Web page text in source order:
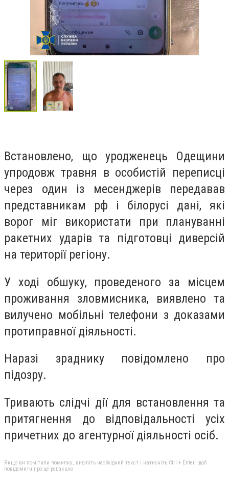
Встановлено, що уродженець Одещини
упродовж травня в особистій переписці
через один із месенджерів передавав
представникам рф і білорусі дані, які
ворог міг використати при плануванні
ракетних ударів та підготовці диверсій
на території регіону.
У ході обшуку, проведеного за місцем
проживання зловмисника, виявлено та
вилучено мобільні телефони з доказами
протиправної діяльності.
Наразі зраднику повідомлено про
підозру.
Тривають слідчі дії для встановлення та
притягнення до відповідальності усіх
причетних до агентурної діяльності осіб.
Якщо ви помітили помилку, виділіть необхідний текст і натисніть Ctrl + Enter, щоб
повідомити про це редакцію